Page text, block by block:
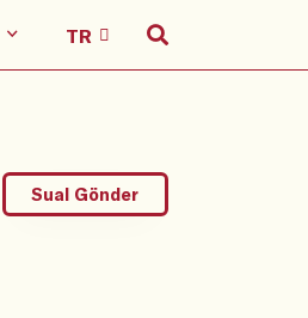
Sual Gönder